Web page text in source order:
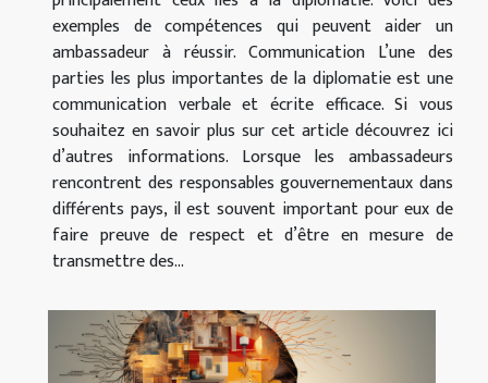
exemples de compétences qui peuvent aider un
ambassadeur à réussir. Communication L’une des
parties les plus importantes de la diplomatie est une
communication verbale et écrite efficace. Si vous
souhaitez en savoir plus sur cet article découvrez ici
d’autres informations. Lorsque les ambassadeurs
rencontrent des responsables gouvernementaux dans
différents pays, il est souvent important pour eux de
faire preuve de respect et d’être en mesure de
transmettre des...